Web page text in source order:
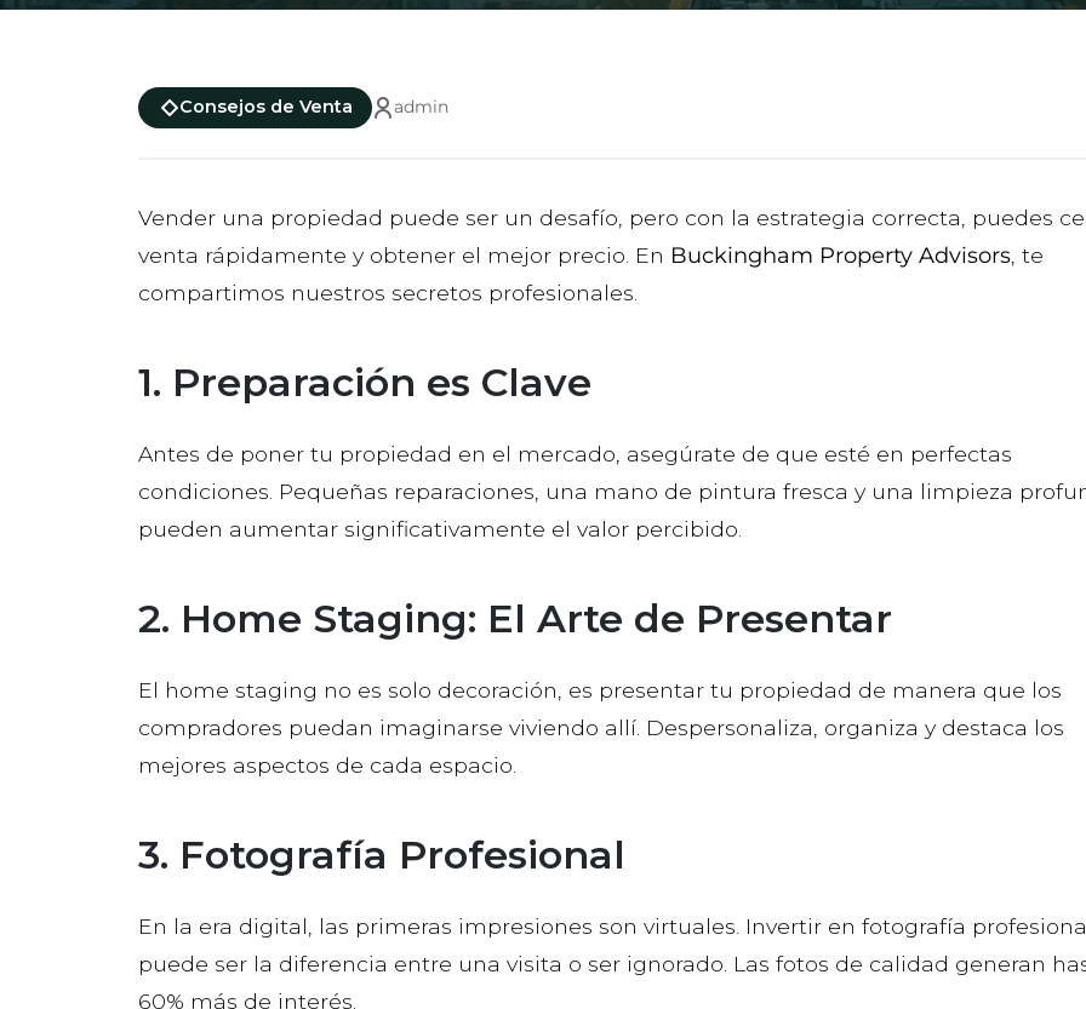
Consejos de Venta admin
Vender una propiedad puede ser un desafío, pero con la estrategia correcta, puedes
venta rápidamente y obtener el mejor precio. En Buckingham Property Advisors , te
compartimos nuestros secretos profesionales.
1. Preparación es Clave
Antes de poner tu propiedad en el mercado, asegúrate de que esté en perfectas
condiciones. Pequeñas reparaciones, una mano de pintura fresca y una limpieza
pueden aumentar significativamente el valor percibido.
2. Home Staging: El Arte de Presentar
El home staging no es solo decoración, es presentar tu propiedad de manera que los
compradores puedan imaginarse viviendo allí. Despersonaliza, organiza y destaca los
mejores aspectos de cada espacio.
3. Fotografía Profesional
En la era digital, las primeras impresiones son virtuales. Invertir en fotografía
puede ser la diferencia entre una visita o ser ignorado. Las fotos de calidad generan
60% más de interés.